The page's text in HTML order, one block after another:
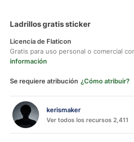
Ladrillos gratis sticker
Licencia de Flaticon
Gratis para uso personal o comercial
información
Se requiere atribución ¿Cómo atribuir?
kerismaker
Ver todos los recursos 2,411